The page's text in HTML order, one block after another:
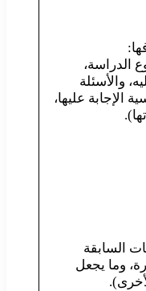
الدراسة،
والأسئلة
الإجابة عليها،
السابقة
وما يجعل